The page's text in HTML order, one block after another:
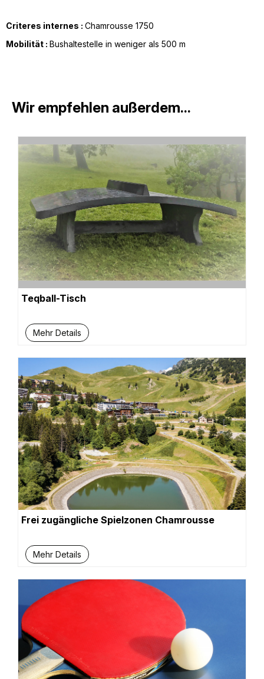
Criteres internes : Chamrousse 1750
Mobilität : Bushaltestelle in weniger als 500 m
Wir empfehlen außerdem...
Teqball-Tisch
Mehr Details
Frei zugängliche Spielzonen Chamrousse
Mehr Details